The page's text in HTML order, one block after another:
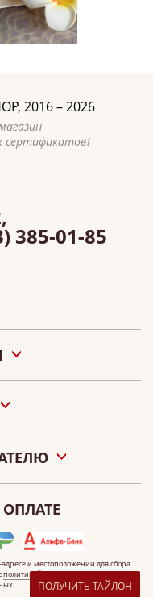
, 2016 – 2026
сертификатов!
385-01-85
«СИАМ»
адресеи местоположении для сбора
политикойорганизации по обработке
ПОЛУЧИТЬ ТАЙЛОН